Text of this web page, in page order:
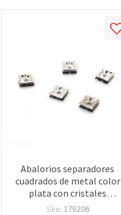
Abalorios separadores
cuadrados de metal color
plata con cristales
negros, Calidad A, 6x6x2,5
Sku: 176206